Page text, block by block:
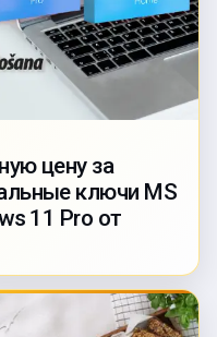
цену за
ключи MS
11 Pro от